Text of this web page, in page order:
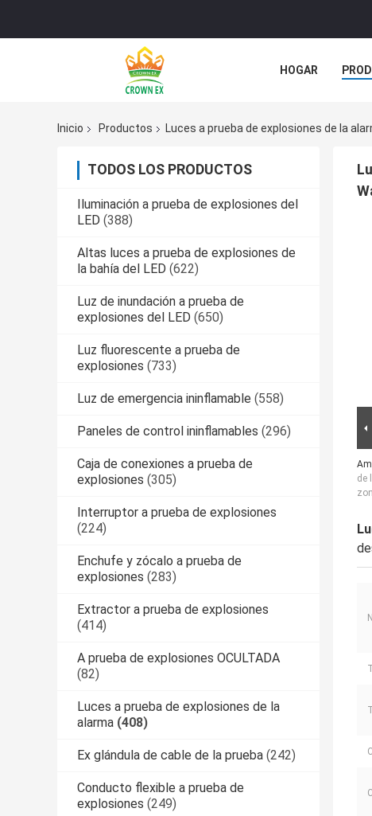
HOGAR
Inicio
Productos Luces a prueba de explosiones de la
TODOS LOS PRODUCTOS
Iluminación a prueba de explosiones del
LED (388)
Altas luces a prueba de explosiones de
la bahía del LED (622)
Luz de inundación a prueba de
explosiones del LED (650)
Luz fluorescente a prueba de
explosiones (733)
Luz de emergencia ininflamable (558)
Paneles de control ininflamables (296)
Caja de conexiones a prueba de
explosiones (305)
Interruptor a prueba de explosiones
(224)
Enchufe y zócalo a prueba de
explosiones (283)
Extractor a prueba de explosiones
(414)
A prueba de explosiones OCULTADA
(82)
Luces a prueba de explosiones de la
alarma (408)
Ex glándula de cable de la prueba (242)
Conducto flexible a prueba de
explosiones (249)
de